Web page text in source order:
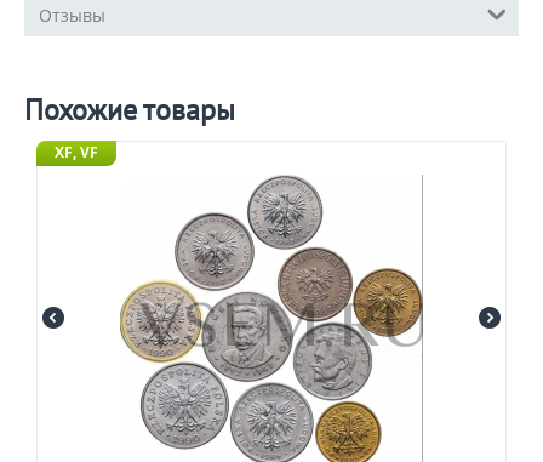
Отзывы
Похожие товары
XF, VF